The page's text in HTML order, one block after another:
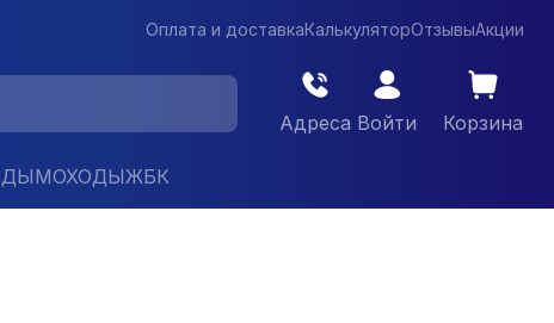
Оплата и доставкаКалькуляторОтзывыАкции
Адреса Войти Корзина
ДЫМОХОДЫЖБК